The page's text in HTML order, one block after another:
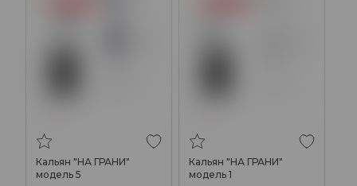
Кальян "НА ГРАНИ"
модель 5
Кальян "НА ГРАНИ"
модель 1